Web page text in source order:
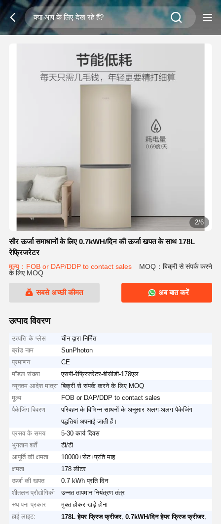
2/6
सौर ऊर्जा समाधानों के लिए 0.7kWH/दिन की ऊर्जा खपत के साथ 178L
रेफ्रिजरेटर
मूल्य：FOB or DAP/DDP to contact sales
MOQ：बिक्री से संपर्क करने
के लिए MOQ
सबसे अच्छी कीमत अब बात करें
उत्पाद विवरण
उत्पत्ति के प्लेस
चीन द्वारा निर्मित
ब्रांड नाम
SunPhoton
प्रमाणन
CE
मॉडल संख्या
एसपी-रेफ्रिजरेटर-बीसीडी-178एल
न्यूनतम आदेश मात्रा बिक्री से संपर्क करने के लिए MOQ
मूल्य
FOB or DAP/DDP to contact sales
पैकेजिंग विवरण
परिवहन के विभिन्न साधनों के अनुसार अलग-अलग पैकेजिंग
पद्धतियां अपनाई जाती हैं।
प्रसव के समय
5-30 कार्य दिवस
भुगतान शर्तें
टी/टी
आपूर्ति की क्षमता
10000+सेट+प्रति माह
क्षमता
178 लीटर
ऊर्जा की खपत
0.7 kWh प्रति दिन
शीतलन प्रौद्योगिकी
उन्नत तापमान नियंत्रण तंत्र
स्थापना प्रकार
मुक्त होकर खड़े होना
हाई लाइट:
178L हेयर फ्रिज फ्रीजर,0.7kWH/दिन हेयर फ्रिज फ्रीजर,